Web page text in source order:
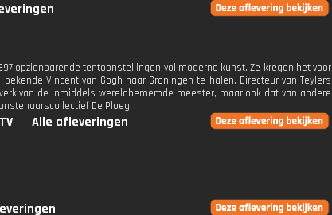
opzienbarende tentoonstellingen vol moderne kunst. Ze kregen het voor
Vincent van Gogh naar Groningen te halen. Directeur van Teylers
van de inmiddels wereldberoemde meester, maar ook dat van andere
De Ploeg.
Alle afleveringen